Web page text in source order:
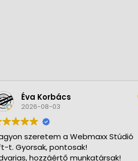
Éva Korbács
2026-08-03
szeretem a Webmaxx Stúdió
t. Gyorsak, pontosak!
hozzáértő munkatársak!